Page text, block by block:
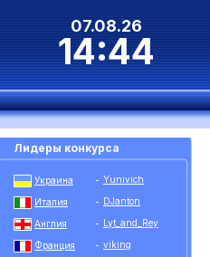
07.08.26
14:44
Лидеры конкурса
Украина - Yunivich
Италия - DJanton
Англия - Lyt_and_Rey
Франция - viking